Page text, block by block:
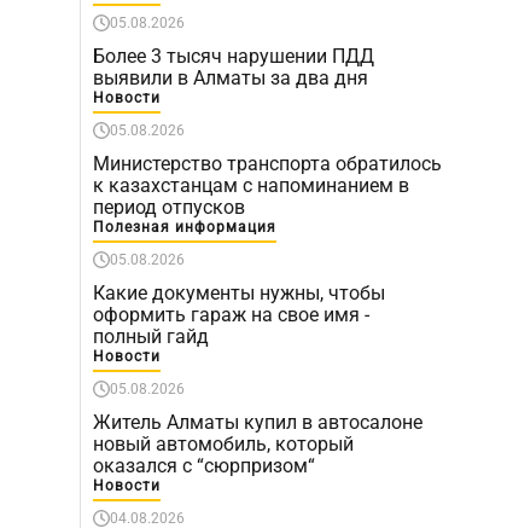
05.08.2026
Более 3 тысяч нарушении ПДД
выявили в Алматы за два дня
Новости
05.08.2026
Министерство транспорта обратилось
к казахстанцам с напоминанием в
период отпусков
Полезная информация
05.08.2026
Какие документы нужны, чтобы
оформить гараж на свое имя -
полный гайд
Новости
05.08.2026
Житель Алматы купил в автосалоне
новый автомобиль, который
оказался с “сюрпризом“
Новости
04.08.2026